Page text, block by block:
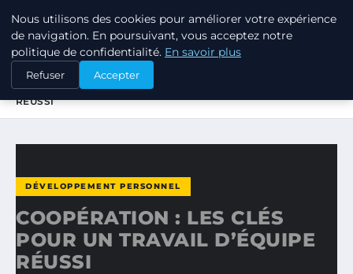
TUEZ-LES TOUS
ACCUEIL
DÉVELOPPEMENT PERSONNEL
COOPÉRATION : LES CLÉS POUR UN TRAVAIL D’ÉQUIPE
RÉUSSI
DÉVELOPPEMENT PERSONNEL
COOPÉRATION : LES CLÉS
POUR UN TRAVAIL D’ÉQUIPE
RÉUSSI
Nous utilisons des cookies pour améliorer votre expérience
de navigation. En poursuivant, vous acceptez notre
politique de confidentialité. En savoir plus
Refuser Accepter